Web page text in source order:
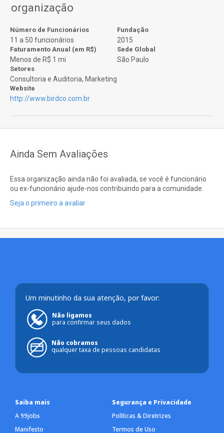
organização
Número de Funcionários
11 a 50 funcionários
Fundação
2015
Faturamento Anual (em R$)
Menos de R$ 1 mi
Sede Global
São Paulo
Setores
Consultoria e Auditoria, Marketing
Website
http://www.birdco.com.br
Ainda Sem Avaliações
Essa organização ainda não foi avaliada, se você é funcionário
ou ex-funcionário ajude-nos contribuindo para a comunidade.
Seja o primeiro a avaliar
Saiba mais
A 99jobs
Manifesto
Segurança e Privacidade
Políticas & Diretrizes
Termos de Uso
Um minutinho da sua atenção, por favor:
Não ligamos
para confirmar seus dados
Não cobramos
qualquer taxa de pessoas candidatas